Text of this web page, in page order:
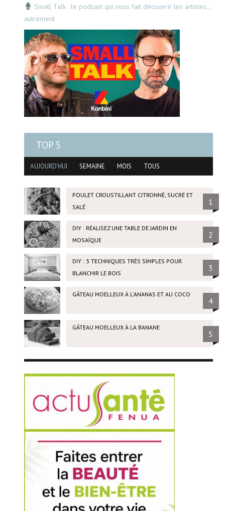
Small Talk : le podcast qui nous fait découvrir les artistes…
autrement
TOP 5
AUJOURD'HUI SEMAINE MOIS TOUS
POULET CROUSTILLANT CITRONNÉ, SUCRÉ ET
SALÉ
1
DIY : RÉALISEZ UNE TABLE DE JARDIN EN
MOSAÏQUE
2
DIY : 3 TECHNIQUES TRÈS SIMPLES POUR
BLANCHIR LE BOIS
3
GÂTEAU MOELLEUX À L'ANANAS ET AU COCO
4
GÂTEAU MOELLEUX À LA BANANE
5